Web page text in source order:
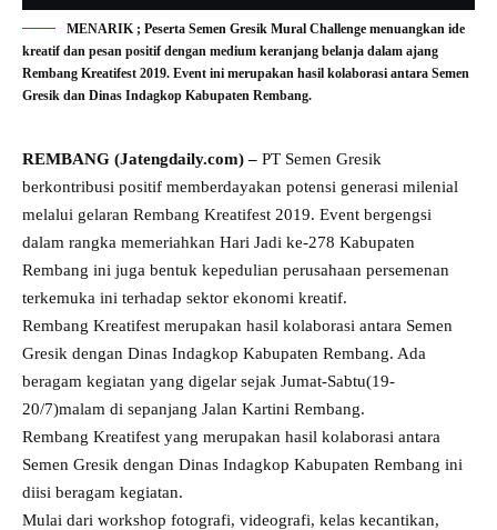
MENARIK ; Peserta Semen Gresik Mural Challenge menuangkan ide
kreatif dan pesan positif dengan medium keranjang belanja dalam ajang
Rembang Kreatifest 2019. Event ini merupakan hasil kolaborasi antara Semen
Gresik dan Dinas Indagkop Kabupaten Rembang.
REMBANG (Jatengdaily.com) – PT Semen Gresik
berkontribusi positif memberdayakan potensi generasi milenial
melalui gelaran Rembang Kreatifest 2019. Event bergengsi
dalam rangka memeriahkan Hari Jadi ke-278 Kabupaten
Rembang ini juga bentuk kepedulian perusahaan persemenan
terkemuka ini terhadap sektor ekonomi kreatif.
Rembang Kreatifest merupakan hasil kolaborasi antara Semen
Gresik dengan Dinas Indagkop Kabupaten Rembang. Ada
beragam kegiatan yang digelar sejak Jumat-Sabtu(19-
20/7)malam di sepanjang Jalan Kartini Rembang.
Rembang Kreatifest yang merupakan hasil kolaborasi antara
Semen Gresik dengan Dinas Indagkop Kabupaten Rembang ini
diisi beragam kegiatan.
Mulai dari workshop fotografi, videografi, kelas kecantikan,